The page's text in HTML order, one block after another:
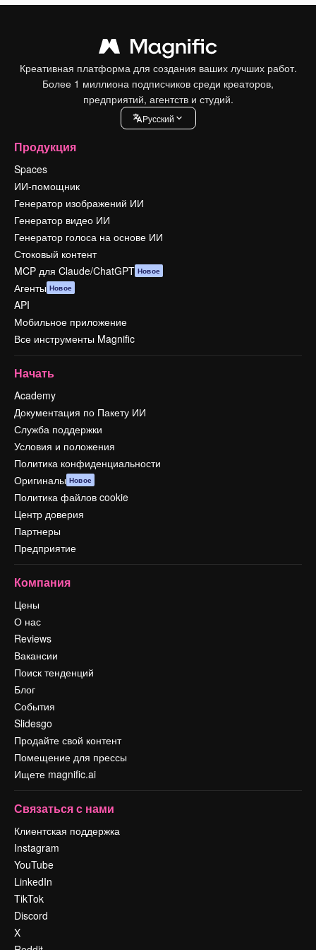
Креативная платформа для создания ваших лучших работ.
Более 1 миллиона подписчиков среди креаторов,
предприятий, агентств и студий.
Pусский
Продукция
Spaces
ИИ-помощник
Генератор изображений ИИ
Генератор видео ИИ
Генератор голоса на основе ИИ
Стоковый контент
MCP для Claude/ChatGPT Новое
Агенты Новое
API
Мобильное приложение
Все инструменты Magnific
Начать
Academy
Документация по Пакету ИИ
Служба поддержки
Условия и положения
Политика конфиденциальности
Оригиналы Новое
Политика файлов cookie
Центр доверия
Партнеры
Предприятие
Компания
Цены
О нас
Reviews
Вакансии
Поиск тенденций
Блог
События
Slidesgo
Продайте свой контент
Помещение для прессы
Ищете magnific.ai
Связаться с нами
Клиентская поддержка
Instagram
YouTube
LinkedIn
TikTok
Discord
X